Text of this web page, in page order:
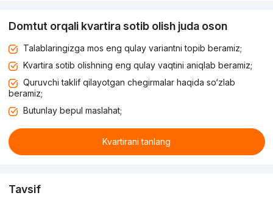
Domtut orqali kvartira sotib olish juda oson
Talablaringizga mos eng qulay variantni topib beramiz;
Kvartira sotib olishning eng qulay vaqtini aniqlab beramiz;
Quruvchi taklif qilayotgan chegirmalar haqida so‘zlab
beramiz;
Butunlay bepul maslahat;
Kvartirani tanlang
Tavsif